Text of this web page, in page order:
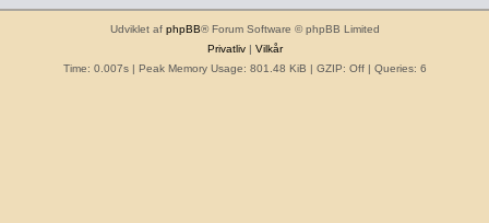
Udviklet af phpBB® Forum Software © phpBB Limited
Privatliv| Vilkår
Time: 0.007s| Peak Memory Usage: 801.48 KiB | GZIP: Off | Queries: 6